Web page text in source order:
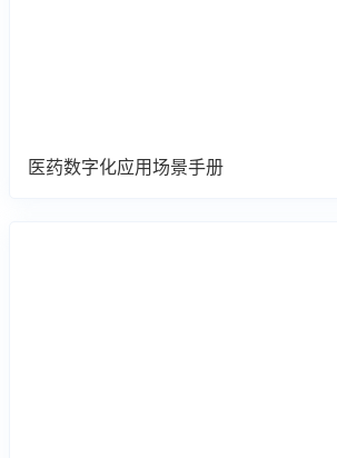
医药数字化应用场景手册